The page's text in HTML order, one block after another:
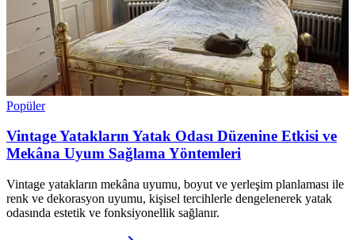
Popüler
Vintage Yatakların Yatak Odası Düzenine Etkisi ve
Mekâna Uyum Sağlama Yöntemleri
Vintage yatakların mekâna uyumu, boyut ve yerleşim planlaması ile
renk ve dekorasyon uyumu, kişisel tercihlerle dengelenerek yatak
odasında estetik ve fonksiyonellik sağlanır.